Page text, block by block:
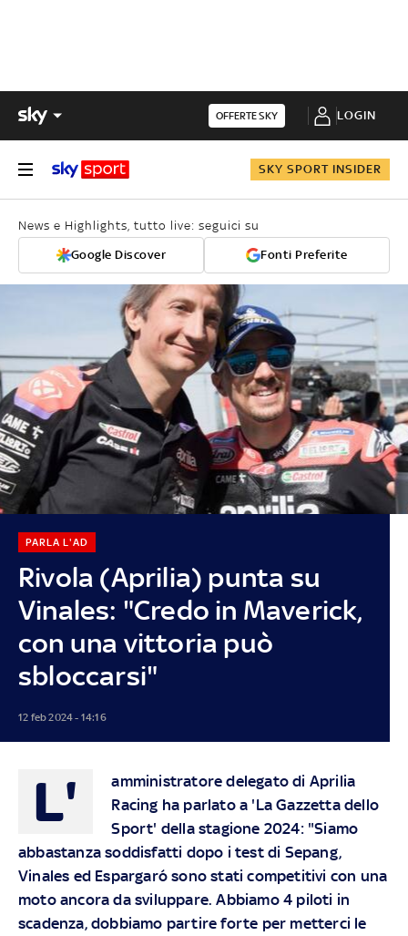
OFFERTE SKY LOGIN
SKY SPORT INSIDER
News e Highlights, tutto live: seguici su
Google Discover Fonti Preferite
Rivola (Aprilia) punta su
Vinales: "Credo in Maverick,
con una vittoria può
sbloccarsi"
PARLA L'AD
12 feb 2024 - 14:16
L'
amministratore delegato di Aprilia
Racing ha parlato a 'La Gazzetta dello
Sport' della stagione 2024: "Siamo
abbastanza soddisfatti dopo i test di Sepang,
Vinales ed Espargaró sono stati competitivi con una
moto ancora da sviluppare. Abbiamo 4 piloti in
scadenza, dobbiamo partire forte per metterci le